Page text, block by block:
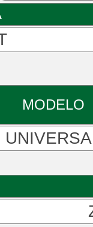
MODELO